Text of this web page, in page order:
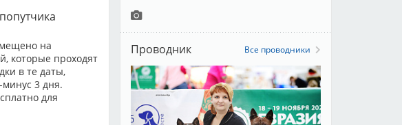
на
которые проходят
в те даты,
3 дня.
для
Проводник Все проводники